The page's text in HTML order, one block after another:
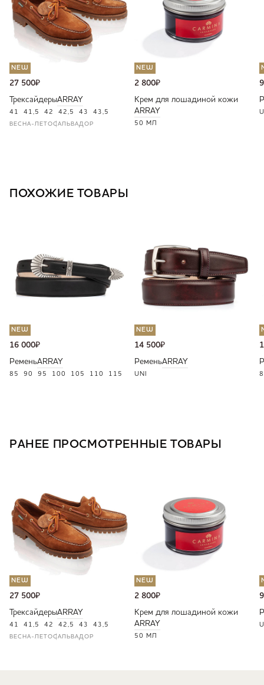
NEW
27 500₽
ТрексайдерыARRAY
41 41,5 42 42,5 43 43,5
ВЕСНА-ЛЕТОСАЛЬВАДОР
NEW
2 800₽
Крем для лошадиной кожи
ARRAY
50 МЛ
ПОХОЖИЕ ТОВАРЫ
NEW
16 000₽
РеменьARRAY
85 90 95 100 105 110 115
NEW
14 500₽
РеменьARRAY
UNI
РАНЕЕ ПРОСМОТРЕННЫЕ ТОВАРЫ
NEW
27 500₽
ТрексайдерыARRAY
41 41,5 42 42,5 43 43,5
ВЕСНА-ЛЕТОСАЛЬВАДОР
NEW
2 800₽
Крем для лошадиной кожи
ARRAY
50 МЛ